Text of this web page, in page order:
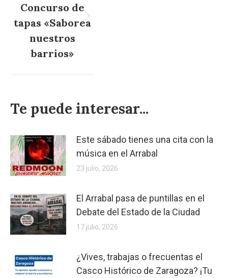
Publicación
siguiente:
Concurso de
tapas «Saborea
nuestros
barrios»
Te puede interesar...
Este sábado tienes una cita con la
música en el Arrabal
23 julio, 2026
El Arrabal pasa de puntillas en el
Debate del Estado de la Ciudad
17 julio, 2026
¿Vives, trabajas o frecuentas el
Casco Histórico de Zaragoza? ¡Tu